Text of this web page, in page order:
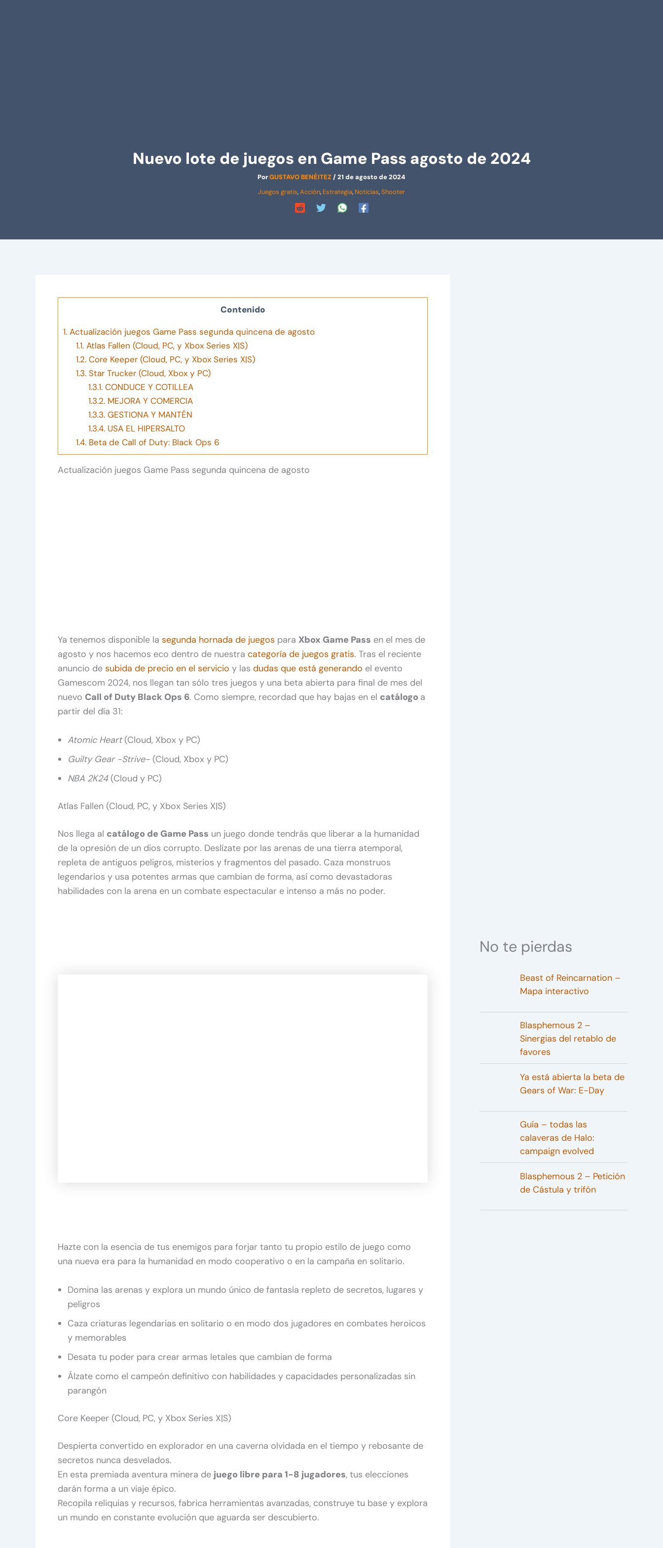
Nuevo lote de juegos en Game Pass agosto de 2024
PorGUSTAVO BENÉITEZ /21 de agosto de 2024
Juegos gratis,Acción, Estrategia, Noticias,Shooter
Contenido
1. Actualización juegos Game Pass segunda quincena de agosto
1.1.Atlas Fallen (Cloud, PC, y Xbox Series X|S)
1.2.Core Keeper (Cloud, PC, y Xbox Series X|S)
1.3.Star Trucker (Cloud, Xbox y PC)
1.3.1. CONDUCE Y COTILLEA
1.3.2. MEJORA Y COMERCIA
1.3.3. GESTIONA Y MANTÉN
1.3.4. USA EL HIPERSALTO
1.4.Beta de Call of Duty: Black Ops 6
Actualización juegos Game Pass segunda quincena de agosto
Ya tenemos disponible la segunda hornada de juegos para Xbox Game Pass en el mes de
agosto y nos hacemos eco dentro de nuestra categoría de juegos gratis. Tras el reciente
anuncio de subida de precio en el servicio y las dudas que está generando el evento
Gamescom 2024, nos llegan tan sólo tres juegos y una beta abierta para final de mes del
nuevo Call of Duty Black Ops 6. Como siempre, recordad que hay bajas en el catálogo a
partir del día 31:
Atomic Heart(Cloud, Xbox y PC)
Guilty Gear -Strive- (Cloud, Xbox y PC)
NBA 2K24 (Cloud y PC)
Atlas Fallen (Cloud, PC, y Xbox Series X|S)
Nos llega al catálogo de Game Pass un juego donde tendrás que liberar a la humanidad
de la opresión de un dios corrupto. Deslízate por las arenas de una tierra atemporal,
repleta de antiguos peligros, misterios y fragmentos del pasado. Caza monstruos
legendarios y usa potentes armas que cambian de forma, así como devastadoras
habilidades con la arena en un combate espectacular e intenso a más no poder.
Hazte con la esencia de tus enemigos para forjar tanto tu propio estilo de juego como
una nueva era para la humanidad en modo cooperativo o en la campaña en solitario.
Domina las arenas y explora un mundo único de fantasía repleto de secretos, lugares y
peligros
Caza criaturas legendarias en solitario o en modo dos jugadores en combates heroicos
y memorables
Desata tu poder para crear armas letales que cambian de forma
Álzate como el campeón definitivo con habilidades y capacidades personalizadas sin
parangón
Core Keeper (Cloud, PC, y Xbox Series X|S)
Despierta convertido en explorador en una caverna olvidada en el tiempo y rebosante de
secretos nunca desvelados.
En esta premiada aventura minera de juego libre para 1-8 jugadores, tus elecciones
darán forma a un viaje épico.
Recopila reliquias y recursos, fabrica herramientas avanzadas, construye tu base y explora
un mundo en constante evolución que aguarda ser descubierto.
No te pierdas
Beast of Reincarnation –
Mapa interactivo
Blasphemous 2 –
Sinergias del retablo de
favores
Ya está abierta la beta de
Gears of War: E-Day
Guía – todas las
calaveras de Halo:
campaign evolved
Blasphemous 2 – Petición
de Cástula y trifón